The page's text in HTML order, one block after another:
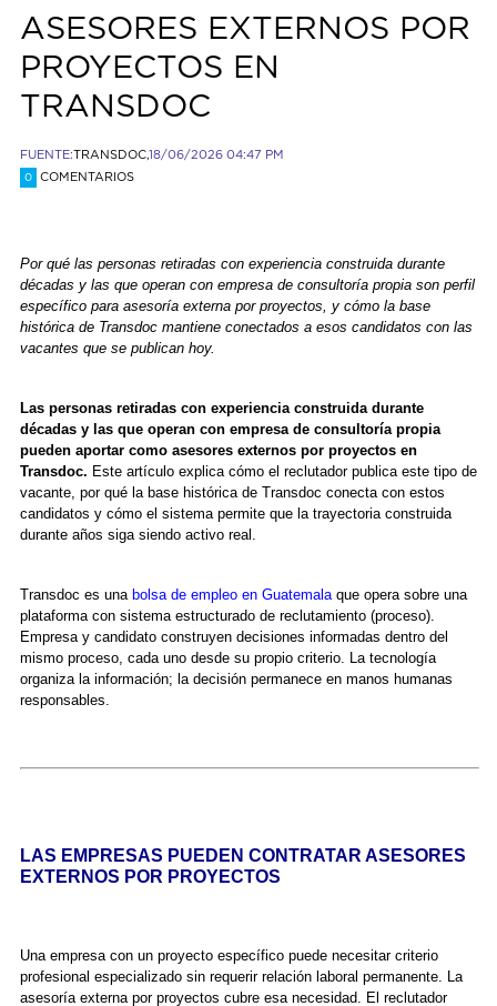
ASESORES EXTERNOS POR
PROYECTOS EN
TRANSDOC
FUENTE:TRANSDOC,18/06/2026 04:47 PM
0 COMENTARIOS
Por qué las personas retiradas con experiencia construida durante
décadas y las que operan con empresa de consultoría propia son perfil
específico para asesoría externa por proyectos, y cómo la base
histórica de Transdoc mantiene conectados a esos candidatos con las
vacantes que se publican hoy.
Las personas retiradas con experiencia construida durante
décadas y las que operan con empresa de consultoría propia
pueden aportar como asesores externos por proyectos en
Transdoc. Este artículo explica cómo el reclutador publica este tipo de
vacante, por qué la base histórica de Transdoc conecta con estos
candidatos y cómo el sistema permite que la trayectoria construida
durante años siga siendo activo real.
Transdoc es una bolsa de empleo en Guatemalaque opera sobre una
plataforma con sistema estructurado de reclutamiento (proceso).
Empresa y candidato construyen decisiones informadas dentro del
mismo proceso, cada uno desde su propio criterio. La tecnología
organiza la información; la decisión permanece en manos humanas
responsables.
LAS EMPRESAS PUEDEN CONTRATAR ASESORES
EXTERNOS POR PROYECTOS
Una empresa con un proyecto específico puede necesitar criterio
profesional especializado sin requerir relación laboral permanente. La
asesoría externa por proyectos cubre esa necesidad. El reclutador